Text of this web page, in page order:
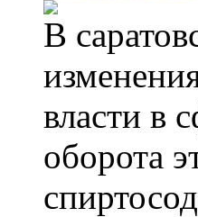
В
власти в
оборота